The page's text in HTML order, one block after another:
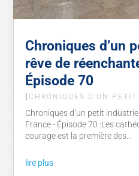
Chroniques d’un
rêve de
Épisode 70
| CHRONIQUES D’UN PETIT
Chroniques d’un petit
France - Épisode 70 :Les
courage est la première des...
lire plus